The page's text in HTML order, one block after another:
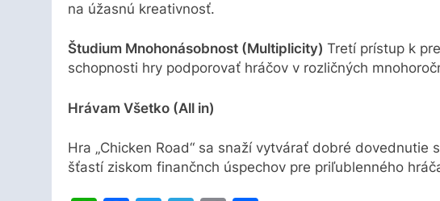
na úžasnú kreativnosť.
Študium Mnohonásobnost (Multiplicity) Tretí prístup k
schopnosti hry podporovať hráčov v rozličných
Hrávam Všetko (All in)
Hra „Chicken Road“ sa snaží vytvárať dobré
šťastí ziskom finančnch úspechov pre priľublenného